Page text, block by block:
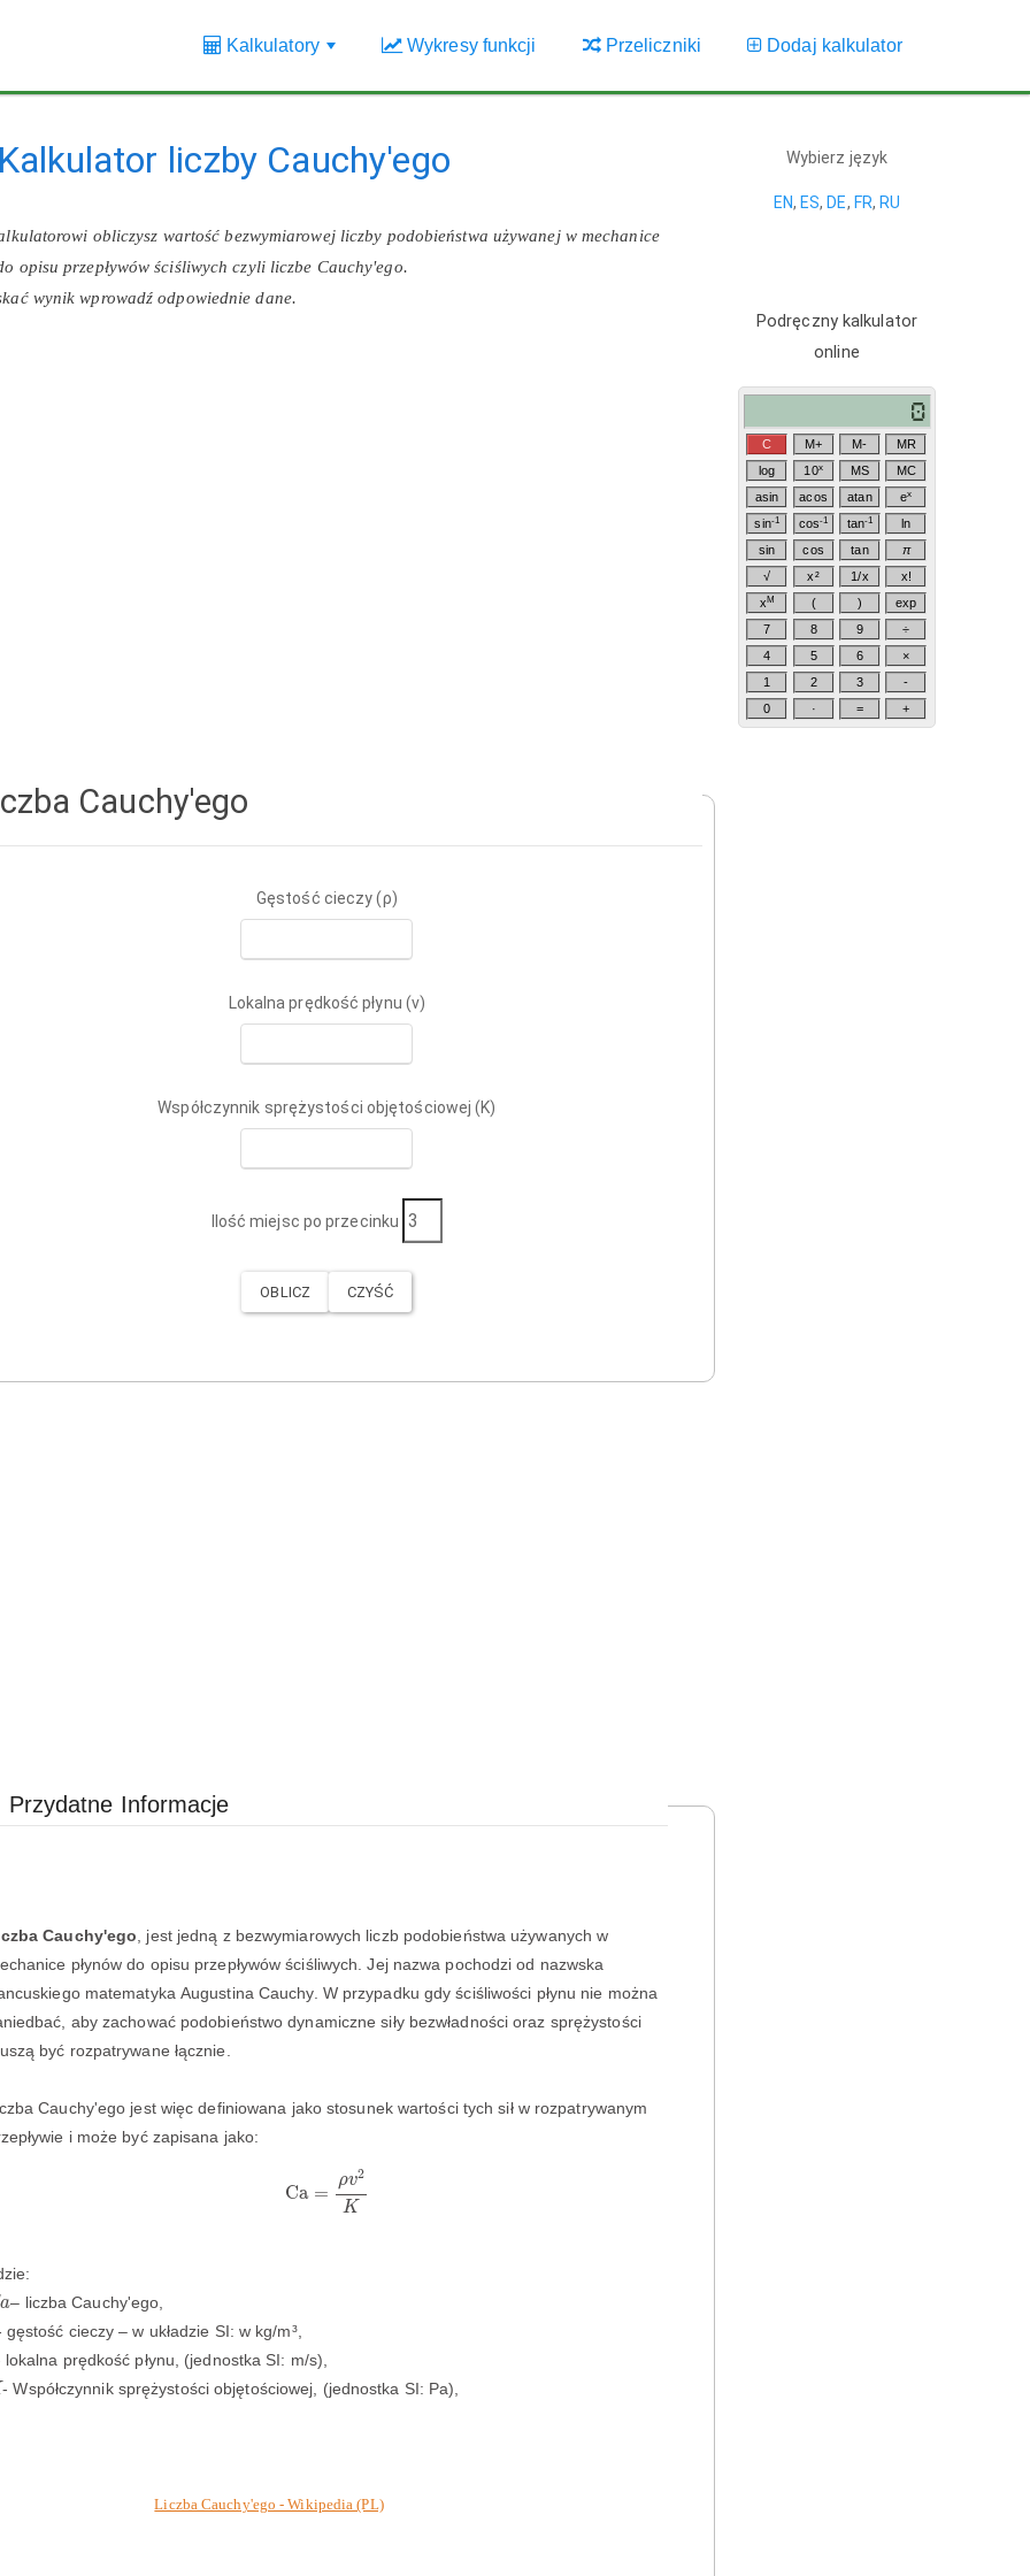
Kalkulatory Wykresy funkcji Przeliczniki Dodaj kalkulator
liczby Cauchy'ego
obliczysz wartość bezwymiarowej liczby podobieństwa używanej w mechanice
opisu przepływów ściśliwych czyli liczbe Cauchy'ego.
wynik wprowadź odpowiednie dane.
Cauchy'ego
Gęstość cieczy (ρ)
Lokalna prędkość płynu (v)
Współczynnik sprężystości objętościowej (K)
Ilość miejsc po przecinku
Przydatne Informacje
Cauchy'ego , jest jedną z bezwymiarowych liczb podobieństwa używanych w
płynów do opisu przepływów ściśliwych. Jej nazwa pochodzi od nazwska
matematyka Augustina Cauchy. W przypadku gdy ściśliwości płynu nie można
aby zachować podobieństwo dynamiczne siły bezwładności oraz sprężystości
być rozpatrywane łącznie.
Cauchy'ego jest więc definiowana jako stosunek wartości tych sił w rozpatrywanym
i może być zapisana jako:
Ca =
ρv2
K
K
a
a – liczba Cauchy'ego,
gęstość cieczy – w układzie SI: w kg/m³,
lokalna prędkość płynu, (jednostka SI: m/s),
- Współczynnik sprężystości objętościowej, (jednostka SI: Pa),
Liczba Cauchy'ego - Wikipedia (PL)
Wybierz język
EN, ES, DE, FR, RU
Podręczny kalkulator
online
C M+ M-
MR
log
10x MS
MC
asin
acos atan ex
sin-1 cos-1 tan-1
ln
sin
cos tan
π
√
x² 1/x
x!
x M ( )
exp
7
8 9
÷
4
5 6
×
1
2 3
-
0
· = +